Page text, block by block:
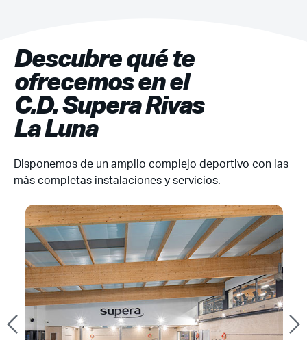
Descubre qué te
ofrecemos en el
C.D. Supera Rivas
La Luna
Disponemos de un amplio complejo deportivo con las
más completas instalaciones y servicios.